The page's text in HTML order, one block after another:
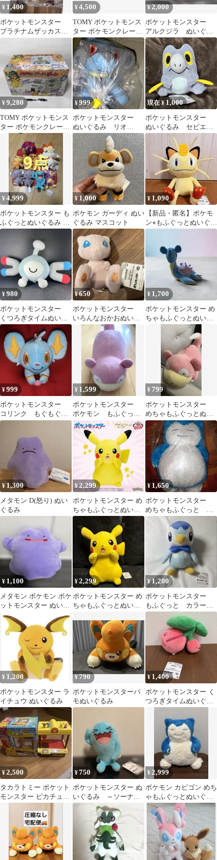
¥ 1,400
ポケットモンスター
プラチナムザッカスク
エアリュックvol.2 ②
¥4,500
TOMY ポケットモンス
ター ポケモンクレーン
ゲーム
¥2,000
ポケットモンスター
アルクジラ ぬいぐる
み
¥9,280
TOMY ポケットモンス
ター ポケモンクレーン
ゲーム 本体 訳あり
¥999
ポケットモンスター
ぬいぐるみ リオ
ル 〜ププリン・ソー
ナノ・リオル〜
現在 ¥1,000
ポケットモンスター
ぬいぐるみ セビエ
タグ付き 未使用品
¥4,999
ポケットモンスター も
ふぐっとぬいぐるみ 等
9点 まとめ売り セット
¥ 1,000
ポケモン ガーディ ぬい
ぐるみ マスコット
¥ 1,090
【新品・匿名】ポケモ
ン⭐︎もふぐっとぬいぐる
み ニャース
¥980
ポケットモンスター
くつろぎタイムぬいぐ
るみ コイル
¥650
ポケットモンスター
いろんなおかおぬいぐ
るみ ミュウ
¥ 1,700
ポケットモンスター め
ちゃもふぐっとぬいぐ
¥999
ポケットモンスター
コリンク もぐもぐタ
イム ぬいぐるみ マ
¥ 1,599
ポケットモンスター
ポケモン もふぐっと
ぬいぐるみ〜ヤドン
スターミー〜
¥ 799
ポケットモンスター
めちゃもふぐっとぬい
ぐるみ ヤドン
¥ 1,300
メタモン D(怒り) ぬい
ぐるみ
¥2,299
ポケットモンスター め
ちゃもふぐっとぬいぐ
るみ ピカチュウ びっく
りver.
¥ 1,650
ポケットモンスター
めちゃもふぐっと く
つろぎタイムぬいぐる
み カビゴン
¥ 1,100
メタモン ポケモン ポケ
ットモンスター ぬいぐ
るみ
¥2,299
ポケットモンスター め
ちゃもふぐっとぬいぐ
りver.
¥1,200
ポケットモンスター
もふぐっと カラーセ
レクションぬいぐる
み ポッチャマ
¥ 1,200
ポケットモンスター ラ
イチュウ ぬいぐるみ
¥790
ポケットモンスターパ
モぬいぐるみ
¥ 1,400
ポケットモンスター く
つろぎタイムぬいぐる
ン プライズ
¥2,500
タカラトミー ポケット
モンスター ピカチュウ
¥750
ポケットモンスター ぬ
いぐるみ ～ソーナン
ス～
¥ 2,999
ポケモン カビゴン めち
ゃもふぐっとぬいぐる
み